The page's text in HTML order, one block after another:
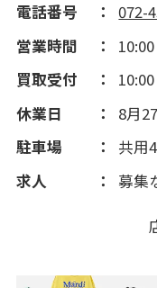
電話番号
072-
営業時間
買取受付
休業日
8月
駐車場
共用
求人
募集